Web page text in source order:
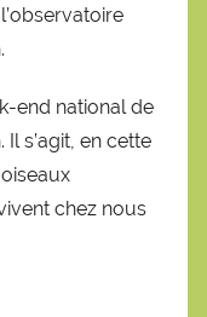
end national de
s’agit, en cette
chez nous